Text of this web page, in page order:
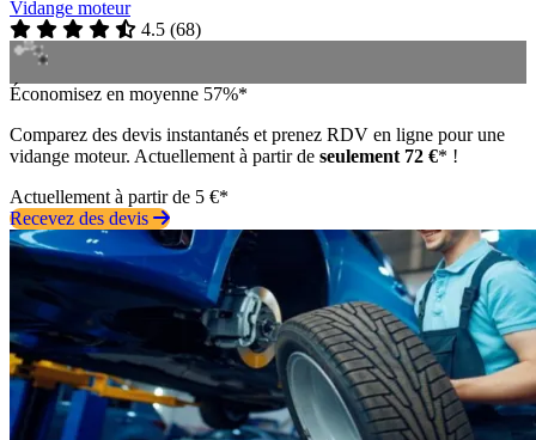
Vidange moteur
4.5 (68)
Économisez en moyenne 57%*
Comparez des devis instantanés et prenez RDV en ligne pour une
vidange moteur. Actuellement à partir de seulement 72 €* !
Actuellement à partir de 5 €*
Recevez des devis